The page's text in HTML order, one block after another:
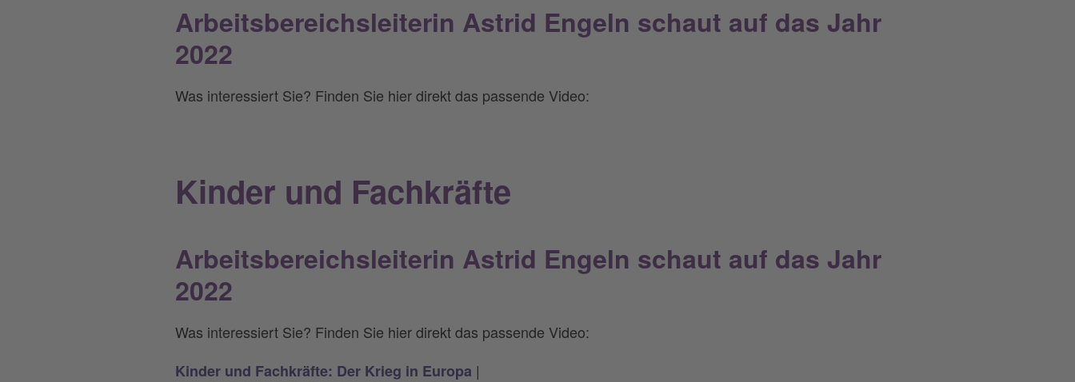
Arbeitsbereichsleiterin Astrid Engeln schaut auf das Jahr
2022
Was interessiert Sie? Finden Sie hier direkt das passende Video:
Kinder und Fachkräfte
Arbeitsbereichsleiterin Astrid Engeln schaut auf das Jahr
2022
Was interessiert Sie? Finden Sie hier direkt das passende Video:
Kinder und Fachkräfte: Der Krieg in Europa |